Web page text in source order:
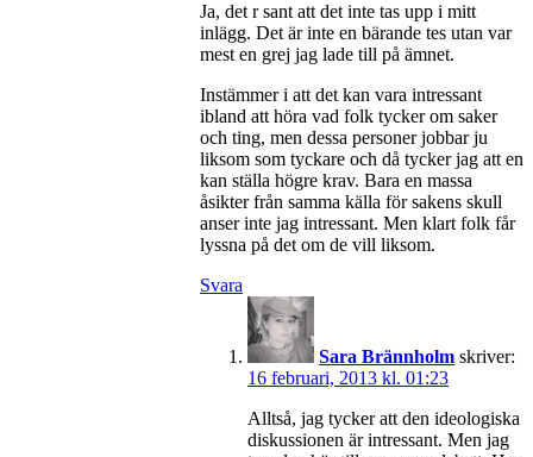
Ja, det r sant att det inte tas upp i mitt
inlägg. Det är inte en bärande tes utan var
mest en grej jag lade till på ämnet.
Instämmer i att det kan vara intressant
ibland att höra vad folk tycker om saker
och ting, men dessa personer jobbar ju
liksom som tyckare och då tycker jag att en
kan ställa högre krav. Bara en massa
åsikter från samma källa för sakens skull
anser inte jag intressant. Men klart folk får
lyssna på det om de vill liksom.
Svara
Sara Brännholm skriver:
16 februari, 2013 kl. 01:23
Alltså, jag tycker att den ideologiska
diskussionen är intressant. Men jag